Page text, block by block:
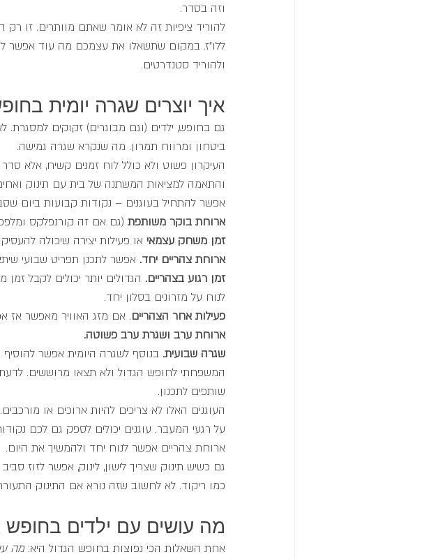
וזה בסדר.
להוריד ציפיות זה לא אומר שאתם מוותרים. זו רק
ללו"ז. במקום שתשאלו את עצמכם מה עוד אפשר
ולהוריד סטנדרטים.
איך יוצרים שגרה יומית
גם בחופש, ילדים (וגם מבוגרים) זקוקים
ביטחון ומרווח תמרון. מה שנקרא שגרה גמישה.
העיקרון פשוט ולא כולל לוח זמנים קשיח, אלא
והתאמה למציאות המשתנה של בית עם תינוק
אפשר להתחיל בעוגנים – נקודות קבועות ביום
ארוחת בוקר משותפת (גם אם זה קורנפלקס
זמן משחק עצמאי או פעילות יצירה שיכולה
ארוחת צהריים יחד. אפשר לתכנן תפריט שבועי
זמן רגוע בצהריים. הגדולים יותר יכולים לקבל
לנוח על מזרונים בסלון יחד.
פעילות אחר הצהריים. אם מזג האוויר מאפשר אז
ארוחת ערב ושגרת ערב פשוטה.
שגרה שבועית. בנוסף לשגרה היומית אפשר
המשפחתי לחופש הגדול ולא תצאו מרוששים.
שותפים לתכנון.
העוגנים האלו לא צריכים להיות ארוכים או
על רגעי המעבר. עוגנים יכולים לספק גם לכם
ארוחת צהריים אפשר לנוח יחד ולהמשיך את היום.
גם כשיש תינוק שצריך לישון, לינוק, אפשר לזוז
כמו ריקוד. לא לחשוב שזה נורא אם התינוק
מה עושים עם ילדים בחופש
אחת השאלות הכי נפוצות בחופש הגדול היא: מה